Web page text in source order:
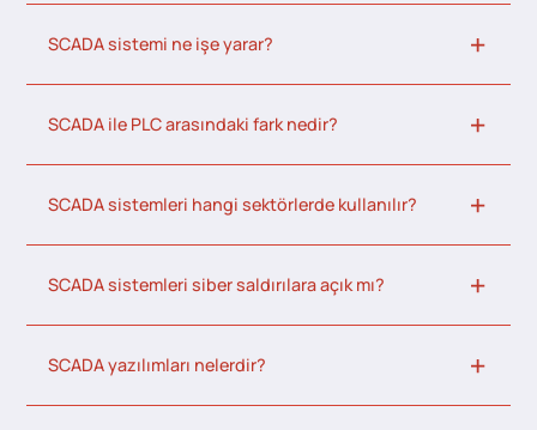
SCADA sistemi ne işe yarar?
SCADA ile PLC arasındaki fark nedir?
SCADA sistemleri hangi sektörlerde kullanılır?
SCADA sistemleri siber saldırılara açık mı?
SCADA yazılımları nelerdir?